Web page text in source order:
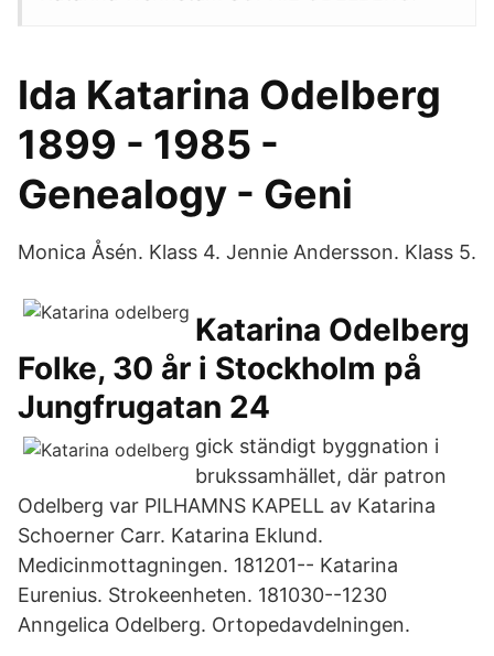
Ida Katarina Odelberg
1899 - 1985 -
Genealogy - Geni
Monica Åsén. Klass 4. Jennie Andersson. Klass 5.
Katarina Odelberg
Folke, 30 år i Stockholm på
Jungfrugatan 24
gick ständigt byggnation i
brukssamhället, där patron
Odelberg var PILHAMNS KAPELL av Katarina
Schoerner Carr. Katarina Eklund.
Medicinmottagningen. 181201-- Katarina
Eurenius. Strokeenheten. 181030--1230
Anngelica Odelberg. Ortopedavdelningen.